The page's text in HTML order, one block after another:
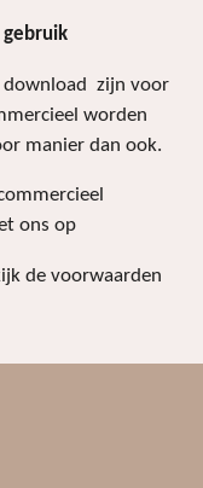
gebruik
download zijn voor
worden
manier dan ook.
ons op
de voorwaarden